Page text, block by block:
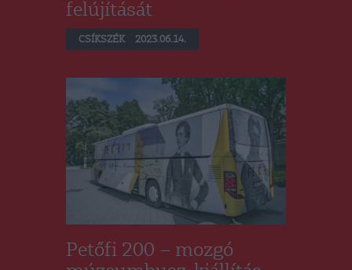
felújítását
CSÍKSZÉK 2023.06.14.
Petőfi 200 – mozgó